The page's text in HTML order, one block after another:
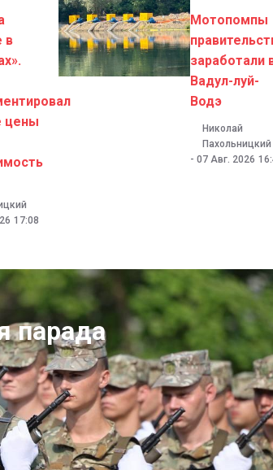
в
цены
17:08
Мотопомпы
заработали
Вадул-луй-
Водэ
Николай
Пахольницкий
- 07 Авг. 2026
парада